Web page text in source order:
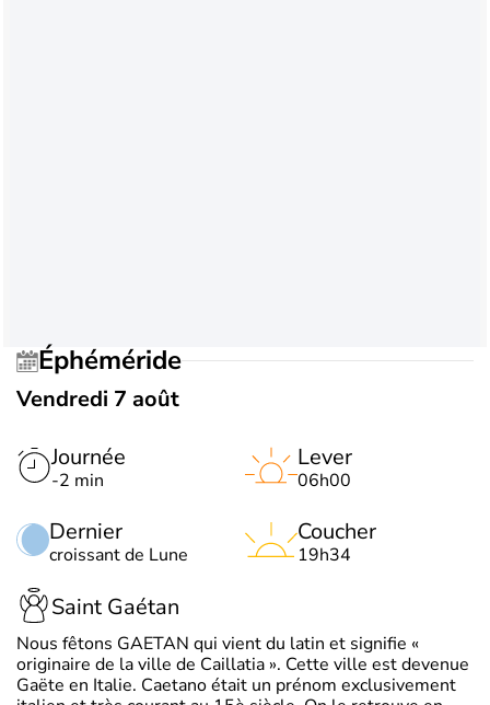
Éphéméride
Vendredi 7 août
Journée
-2 min
Dernier
croissant de Lune
Lever
06h00
Coucher
19h34
Saint Gaétan
Nous fêtons GAETAN qui vient du latin et signifie «
originaire de la ville de Caillatia ». Cette ville est devenue
Gaëte en Italie. Caetano était un prénom exclusivement